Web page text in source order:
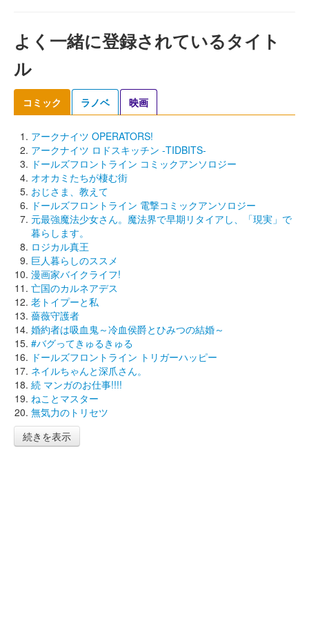
よく一緒に登録されているタイト
ル
コミック ラノベ 映画
アークナイツ OPERATORS!
アークナイツ ロドスキッチン -TIDBITS-
ドールズフロントライン コミックアンソロジー
オオカミたちが棲む街
おじさま、教えて
ドールズフロントライン 電撃コミックアンソロジー
元最強魔法少女さん。魔法界で早期リタイアし、「現実」で
暮らします。
ロジカル真王
巨人暮らしのススメ
漫画家バイクライフ!
亡国のカルネアデス
老トイプーと私
薔薇守護者
婚約者は吸血鬼～冷血侯爵とひみつの結婚～
#バグってきゅるきゅる
ドールズフロントライン トリガーハッピー
ネイルちゃんと深爪さん。
続 マンガのお仕事!!!!
ねことマスター
無気力のトリセツ
続きを表示